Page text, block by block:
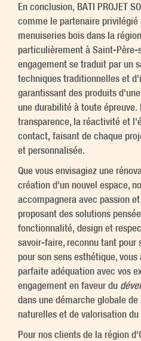
En conclusion, BATI PROJET
comme le partenaire privilégié
menuiseries bois dans la
particulièrement à Saint-Père-
engagement se traduit par un
techniques traditionnelles et
garantissant des produits
une durabilité à toute
transparence, la réactivité et
contact, faisant de chaque
et personnalisée.
Que vous envisagiez une
création d'un nouvel espace,
accompagnera avec passion
proposant des solutions
fonctionnalité, design et
savoir-faire, reconnu tant pour
pour son sens esthétique,
parfaite adéquation avec vos
engagement en faveur du
dans une démarche globale
naturelles et de valorisation
Pour nos clients de la région